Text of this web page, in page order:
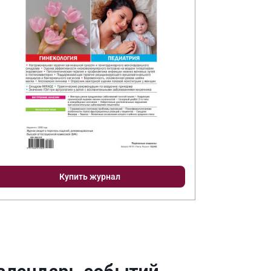
Купить журнал